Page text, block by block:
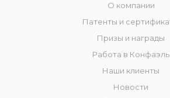
О компании
Патенты и
Призы и награды
Работа в Конфаэль
Наши клиенты
Новости